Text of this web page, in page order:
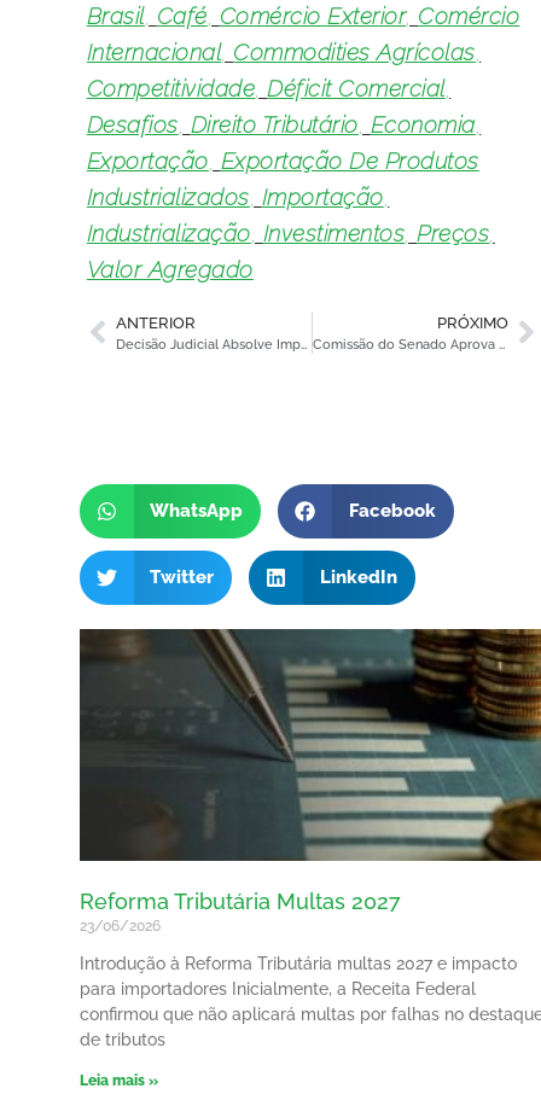
Brasil, Café Comércio Exterior, Comércio
Internacional, Commodities Agrícolas
Competitividade ,Déficit Comercial,
Desafios Direito Tributário Economia
Exportação Exportação De Produtos
Industrializados Importação
Industrialização Investimentos ,Preços
Valor Agregado
ANTERIOR
Decisão Judicial Absolve Importador de Acusação de Descaminho
PRÓXIMO
Comissão do Senado Aprova Projeto da Reforma Tributária, Incluindo Novas Abordagens.
WhatsApp Facebook
Twitter LinkedIn
Reforma Tributária Multas 2027
23/06/2026
Introdução à Reforma Tributária multas 2027 e impacto
para importadores Inicialmente, a Receita Federal
confirmou que não aplicará multas por falhas no
de tributos
Leia mais »